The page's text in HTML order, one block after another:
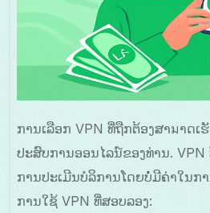
ການເລືອກ VPN ທີ່ຖືກຕ້ອງສາมາດເ
ປະສົບການອອນໄລນ໌ຂອງທ່ານ.
ການປະເມີນບໍລິການໂດຍບໍ່ມີຄ່າໃນກ
ການໃຊ້ VPN ທີ່ສອບລອງ: